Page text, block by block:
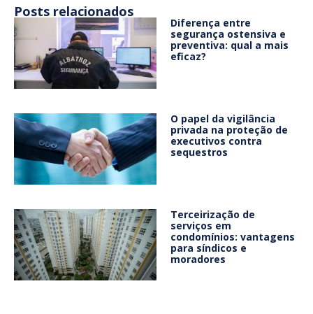
Posts relacionados
Diferença entre
segurança ostensiva e
preventiva: qual a mais
eficaz?
O papel da vigilância
privada na proteção de
executivos contra
sequestros
Terceirização de
serviços em
condomínios: vantagens
para síndicos e
moradores